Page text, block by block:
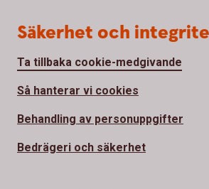
Säkerhet och
Ta tillbaka cookie-medgivande
Så hanterar vi cookies
Behandling av personuppgifter
Bedrägeri och säkerhet